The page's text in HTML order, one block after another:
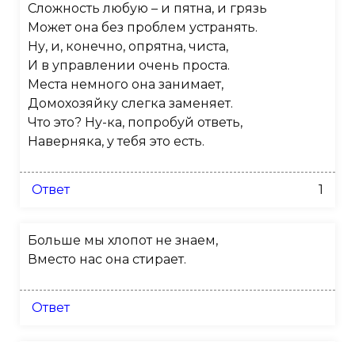
Сложность любую – и пятна, и грязь
Может она без проблем устранять.
Ну, и, конечно, опрятна, чиста,
И в управлении очень проста.
Места немного она занимает,
Домохозяйку слегка заменяет.
Что это? Ну-ка, попробуй ответь,
Наверняка, у тебя это есть.
Ответ 1
Больше мы хлопот не знаем,
Вместо нас она стирает.
Ответ